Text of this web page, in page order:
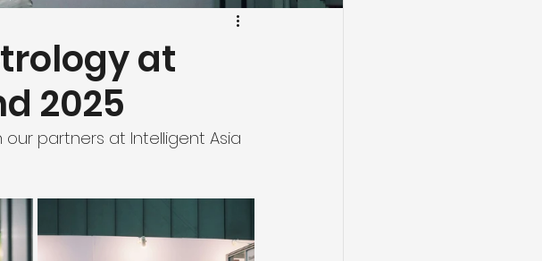
at
2025
partners at Intelligent Asia